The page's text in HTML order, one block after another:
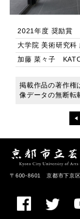
2021年度 奨励賞
大学院 美術研究科
加藤 菜々子
掲載作品の著作権
像データの無断転
〒600-8601 京都市下京